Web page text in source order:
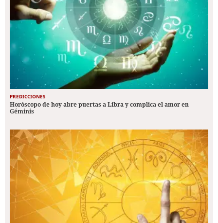
PREDICCIONES
Horóscopo de hoy abre puertas a Libra y complica el amor en
Géminis